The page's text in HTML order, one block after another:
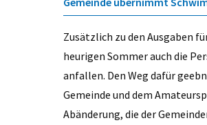
Zusätzlich zu den Ausgaben
heurigen Sommer auch die
anfallen. Den Weg dafür
Gemeinde und dem
Abänderung, die der